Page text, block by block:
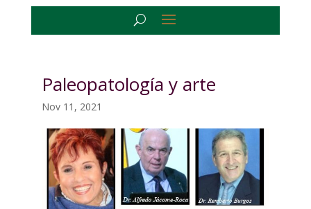
Paleopatología y arte
Nov 11, 2021